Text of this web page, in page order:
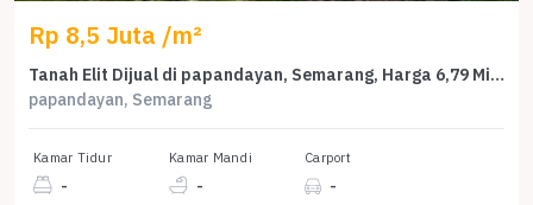
Rp 8,5 Juta /m²
Tanah Elit Dijual di papandayan, Semarang, Harga 6,79 Miliar
papandayan, Semarang
Kamar Tidur
-
Kamar Mandi
-
Carport
-